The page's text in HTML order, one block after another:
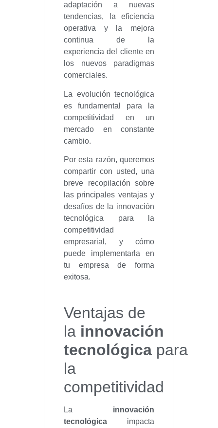
adaptación a nuevas
tendencias, la eficiencia
operativa y la mejora
continua de la
experiencia del cliente en
los nuevos paradigmas
comerciales.
La evolución tecnológica
es fundamental para la
competitividad en un
mercado en constante
cambio.
Por esta razón, queremos
compartir con usted, una
breve recopilación sobre
las principales ventajas y
desafíos de la innovación
tecnológica para la
competitividad
empresarial, y cómo
puede implementarla en
tu empresa de forma
exitosa.
Ventajas de
la innovación
tecnológicapara
la
competitividad
La innovación
tecnológicaimpacta